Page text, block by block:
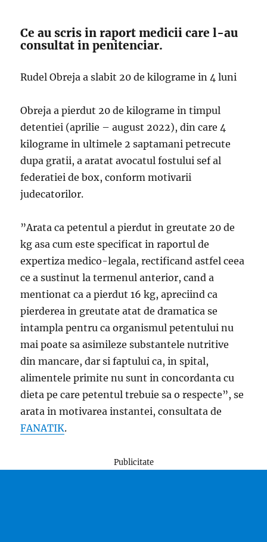
Ce au scris in raport medicii care l-au
consultat in penitenciar.
Rudel Obreja a slabit 20 de kilograme in 4 luni
Obreja a pierdut 20 de kilograme in timpul
detentiei (aprilie – august 2022), din care 4
kilograme in ultimele 2 saptamani petrecute
dupa gratii, a aratat avocatul fostului sef al
federatiei de box, conform motivarii
judecatorilor.
”Arata ca petentul a pierdut in greutate 20 de
kg asa cum este specificat in raportul de
expertiza medico-legala, rectificand astfel ceea
ce a sustinut la termenul anterior, cand a
mentionat ca a pierdut 16 kg, apreciind ca
pierderea in greutate atat de dramatica se
intampla pentru ca organismul petentului nu
mai poate sa asimileze substantele nutritive
din mancare, dar si faptului ca, in spital,
alimentele primite nu sunt in concordanta cu
dieta pe care petentul trebuie sa o respecte”, se
arata in motivarea instantei, consultata de
FANATIK.
Publicitate